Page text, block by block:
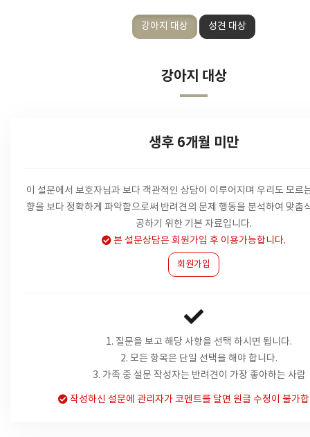
강아지 대상 성견 대상
강아지 대상
생후 6개월 미만
이 설문에서 보호자님과 보다 객관적인 상담이 이루어지며 우리도 모르
향을 보다 정확하게 파악함으로써 반려견의 문제 행동을 분석하여 맞춤
공하기 위한 기본 자료입니다.
본 설문상담은 회원가입 후 이용가능합니다.
회원가입
1. 질문을 보고 해당 사항을 선택 하시면 됩니다.
2. 모든 항목은 단일 선택을 해야 합니다.
3. 가족 중 설문 작성자는 반려견이 가장 좋아하는 사람
작성하신 설문에 관리자가 코멘트를 달면 원글 수정이 불가